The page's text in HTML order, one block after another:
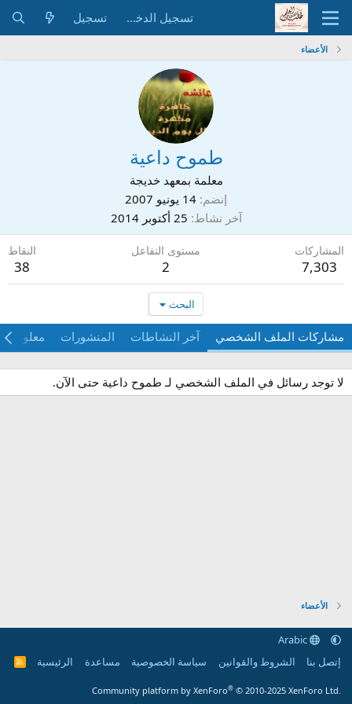
تسجيل الدخول تسجيل
الأعضاء
طموح داعية
معلمة بمعهد خديجة
إنضم 14 يونيو 2007
آخر نشاط 25 أكتوبر 2014
المشاركات
7,303
مستوى التفاعل
2
النقاط
38
البحث
مشاركات الملف الشخصي آخر النشاطات المنشورات معلومات
لا توجد رسائل في الملف الشخصي لـ طموح داعية حتى الآن.
الأعضاء
Arabic
إتصل بنا
الشروط والقوانين سياسة الخصوصية مساعدة الرئيسية
R
Community platform by XenForo® © 2010-2025 XenForo Ltd.